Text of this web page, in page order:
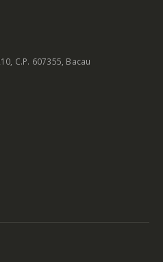
C.P. 607355, Bacau